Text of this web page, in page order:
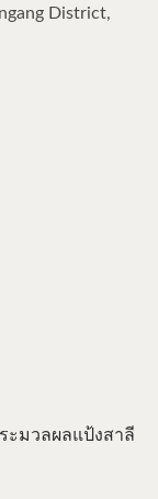
District,
ะมวลผลแป้งสาลี